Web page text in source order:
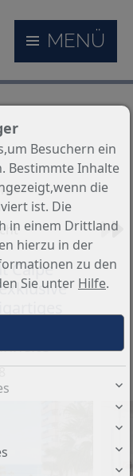
MENÜ
Calpe
Besuchern ein
Bestimmte Inhalte
die
ist. Die
in einem Drittland
hierzu in der
zu den
Sie unter Hilfe.